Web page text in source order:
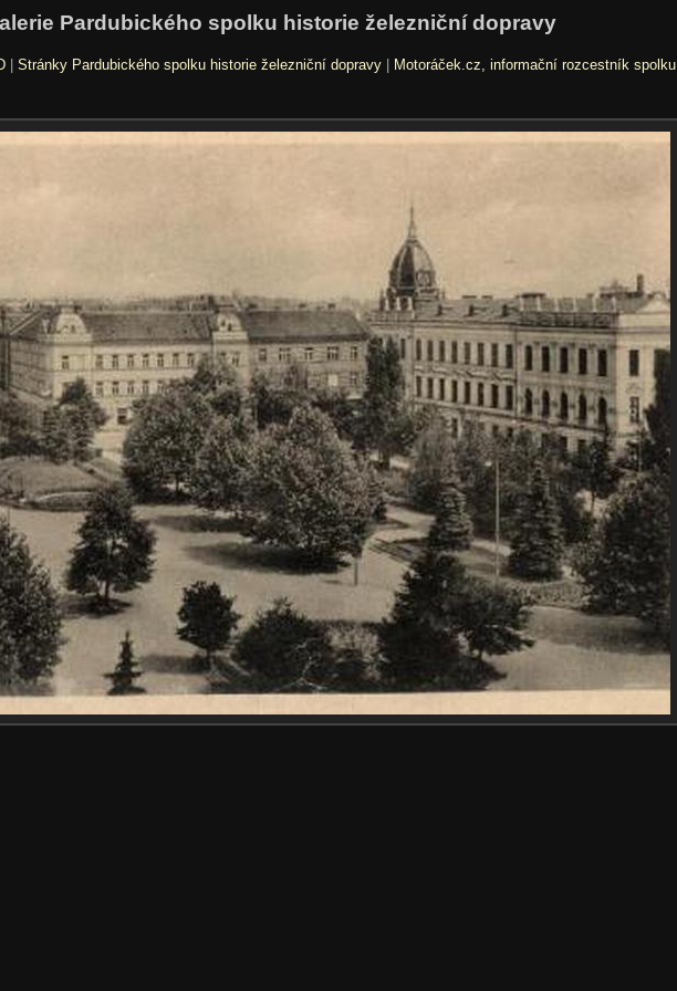
Pardubického spolku historie železniční dopravy
| Stránky Pardubického spolku historie železniční dopravy| Motoráček.cz, informační rozcestník spolku|